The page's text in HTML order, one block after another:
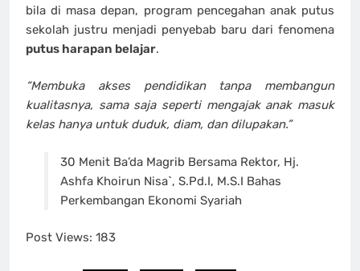
bila di masa depan, program pencegahan anak putus
sekolah justru menjadi penyebab baru dari fenomena
putus harapan belajar.
“Membuka akses pendidikan tanpa membangun
kualitasnya, sama saja seperti mengajak anak masuk
kelas hanya untuk duduk, diam, dan dilupakan.”
30 Menit Ba’da Magrib Bersama Rektor, Hj.
Ashfa Khoirun Nisa`, S.Pd.I, M.S.I Bahas
Perkembangan Ekonomi Syariah
Post Views: 183